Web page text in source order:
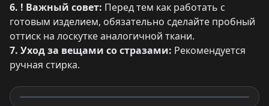
6. ! Важный совет: Перед тем как работать с
готовым изделием, обязательно сделайте пробный
оттиск на лоскутке аналогичной ткани.
7. Уход за вещами со стразами: Рекомендуется
ручная стирка.